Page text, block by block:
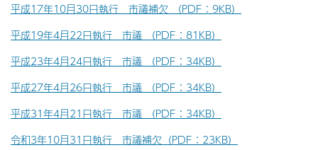
平成17年10月30日執行 市議補欠 （PDF：9KB）
平成19年4月22日執行 市議 （PDF：81KB）
平成23年4月24日執行 市議 （PDF：34KB）
平成27年4月26日執行 市議 （PDF：34KB）
平成31年4月21日執行 市議 （PDF：34KB）
令和3年10月31日執行 市議補欠（PDF：23KB）